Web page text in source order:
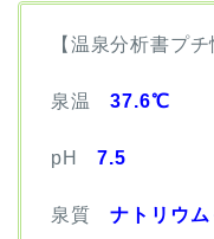
【温泉分析書プチ
泉温37.6℃
pH7.5
泉質ナトリウム